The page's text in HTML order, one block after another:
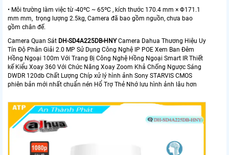
• Môi trường làm việc từ -40ºC ~ 65ºC , kích thước 170.4 mm × Φ171.1
mm mm, trọng lượng 2.5kg, Camera đã bao gồm nguồn, chưa bao
gồm chân đế.
Camera Quan Sát DH-SD4A225DB-HNYCamera Dahua Thương Hiệu Uy
Tín Độ Phân Giải 2.0 MP Sử Dụng Công Nghệ IP POE Xem Ban Đêm
Hồng Ngoại 100m Với Trang Bị Công Nghệ Hồng Ngoại Smart IR Thiết
kế Kiểu Xoay 360 Với Chức Năng Xoay Zoom Khả Chống Ngược Sáng
DWDR 120db Chất Lượng Chíp xử lý hình ảnh Sony STARVIS CMOS
phiên bản mới nhất chuẩn nén Hổ Trợ Thẻ Nhớ lưu hình ảnh lâu hơn